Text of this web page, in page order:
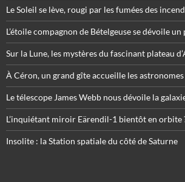
Le Soleil se lève, rougi par les fumées des
L’étoile compagnon de Bételgeuse se dévoile un
Sur la Lune, les mystères du fascinant plateau
À Céron, un grand gîte accueille les
Le télescope James Webb nous dévoile la
L’inquiétant miroir Eärendil-1 bientôt en orbite
Insolite : la Station spatiale du côté de Saturne